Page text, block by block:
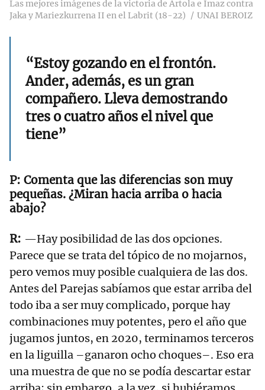
Las mejores imágenes de la victoria de Artola e Imaz contra
Jaka y Mariezkurrena II en el Labrit (18-22)
UNAI BEROIZ
“Estoy gozando en el frontón.
Ander, además, es un gran
compañero. Lleva demostrando
tres o cuatro años el nivel que
tiene”
Comenta que las diferencias son muy
pequeñas. ¿Miran hacia arriba o hacia
abajo?
—Hay posibilidad de las dos opciones.
Parece que se trata del tópico de no mojarnos,
pero vemos muy posible cualquiera de las dos.
Antes del Parejas sabíamos que estar arriba del
todo iba a ser muy complicado, porque hay
combinaciones muy potentes, pero el año que
jugamos juntos, en 2020, terminamos terceros
en la liguilla –ganaron ocho choques–. Eso era
una muestra de que no se podía descartar estar